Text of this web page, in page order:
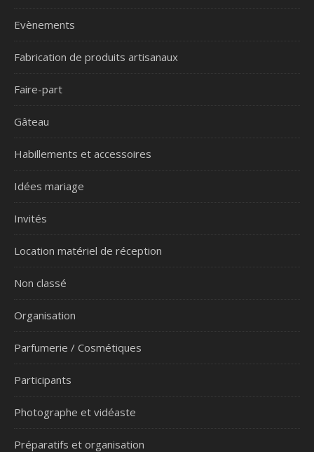
Evènements
Fabrication de produits artisanaux
Faire-part
Gâteau
Habillements et accessoires
Idées mariage
Invités
Location matériel de réception
Non classé
Organisation
Parfumerie / Cosmétiques
Participants
Photographe et vidéaste
Préparatifs et organisation